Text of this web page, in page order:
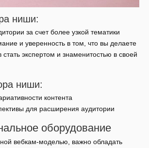
ниши:
за счет более узкой тематики
и уверенность в том, что вы делаете
экспертом и знаменитостью в своей
ниши:
контента
для расширения аудитории
оборудование
вебкам-моделью, важно обладать